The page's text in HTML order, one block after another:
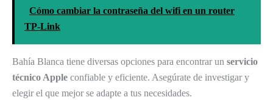
Cómo cambiar la contraseña del wifi en un router
TP-Link
Bahía Blanca tiene diversas opciones para encontrar un servicio
técnico Apple confiable y eficiente. Asegúrate de investigar y
elegir el que mejor se adapte a tus necesidades.